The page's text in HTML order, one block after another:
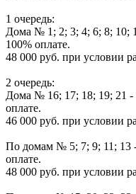
1 очередь:
Дома № 1; 2; 3; 4; 6; 8; 10;
100% оплате.
48 000 руб. при условии
2 очередь:
Дома № 16; 17; 18; 19; 21 -
оплате.
46 000 руб. при условии
По домам № 5; 7; 9; 11; 13
оплате.
48 000 руб. при условии